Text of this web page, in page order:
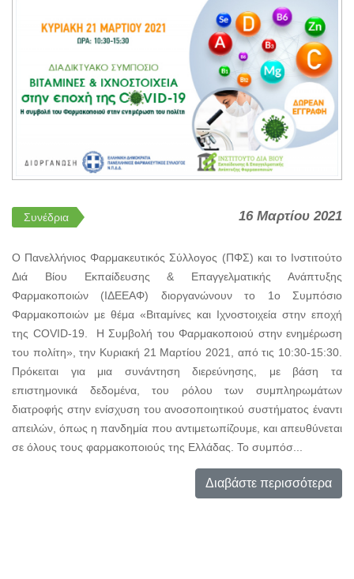
Συνέδρια 16 Μαρτίου 2021
Ο Πανελλήνιος Φαρμακευτικός Σύλλογος (ΠΦΣ) και το Ινστιτούτο
Διά Βίου Εκπαίδευσης & Επαγγελματικής Ανάπτυξης
Φαρμακοποιών (ΙΔΕΕΑΦ) διοργανώνουν το 1ο Συμπόσιο
Φαρμακοποιών με θέμα «Βιταμίνες και Ιχνοστοιχεία στην εποχή
της COVID-19. Η Συμβολή του Φαρμακοποιού στην ενημέρωση
του πολίτη», την Κυριακή 21 Μαρτίου 2021, από τις 10:30-15:30.
Πρόκειται για μια συνάντηση διερεύνησης, με βάση τα
επιστημονικά δεδομένα, του ρόλου των συμπληρωμάτων
διατροφής στην ενίσχυση του ανοσοποιητικού συστήματος έναντι
απειλών, όπως η πανδημία που αντιμετωπίζουμε, και απευθύνεται
σε όλους τους φαρμακοποιούς της Ελλάδας. Το συμπόσ...
Διαβάστε περισσότερα